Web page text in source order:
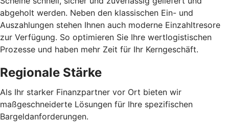
abgeholt werden. Neben den klassischen Ein- und
Auszahlungen stehen Ihnen auch moderne Einzahltresore
zur Verfügung. So optimieren Sie Ihre wertlogistischen
Prozesse und haben mehr Zeit für Ihr Kerngeschäft.
Regionale Stärke
Als Ihr starker Finanzpartner vor Ort bieten wir
maßgeschneiderte Lösungen für Ihre spezifischen
Bargeldanforderungen.